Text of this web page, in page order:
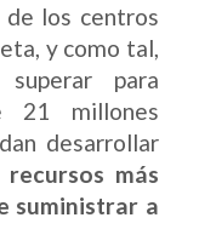
de los centros
y como tal,
para
21 millones
desarrollar
más
suministrar a